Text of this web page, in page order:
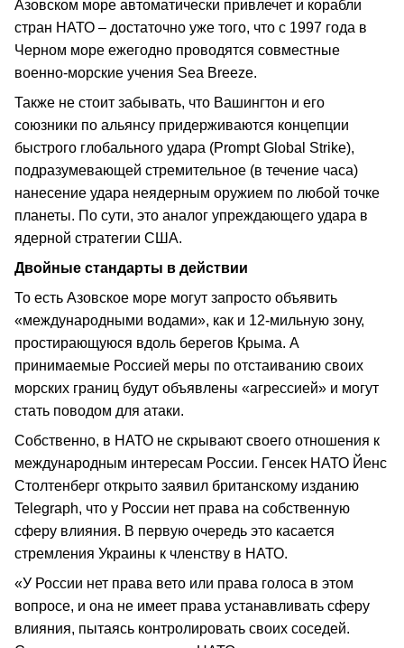
Азовском море автоматически привлечет и корабли
стран НАТО – достаточно уже того, что с 1997 года в
Черном море ежегодно проводятся совместные
военно-морские учения Sea Breeze.
Также не стоит забывать, что Вашингтон и его
союзники по альянсу придерживаются концепции
быстрого глобального удара (Prompt Global Strike),
подразумевающей стремительное (в течение часа)
нанесение удара неядерным оружием по любой точке
планеты. По сути, это аналог упреждающего удара в
ядерной стратегии США.
Двойные стандарты в действии
То есть Азовское море могут запросто объявить
«международными водами», как и 12-мильную зону,
простирающуюся вдоль берегов Крыма. А
принимаемые Россией меры по отстаиванию своих
морских границ будут объявлены «агрессией» и могут
стать поводом для атаки.
Собственно, в НАТО не скрывают своего отношения к
международным интересам России. Генсек НАТО Йенс
Столтенберг открыто заявил британскому изданию
Telegraph, что у России нет права на собственную
сферу влияния. В первую очередь это касается
стремления Украины к членству в НАТО.
«У России нет права вето или права голоса в этом
вопросе, и она не имеет права устанавливать сферу
влияния, пытаясь контролировать своих соседей.